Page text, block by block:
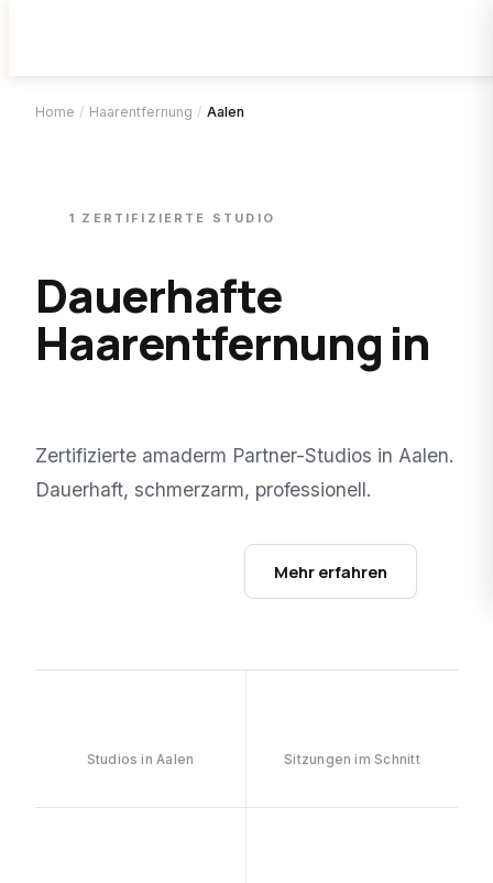
Home / Haarentfernung / Aalen
1 ZERTIFIZIERTE STUDIO
Dauerhafte
Haarentfernung in
Zertifizierte amaderm Partner-Studios in Aalen.
Dauerhaft, schmerzarm, professionell.
Mehr erfahren
Studios in Aalen Sitzungen im Schnitt